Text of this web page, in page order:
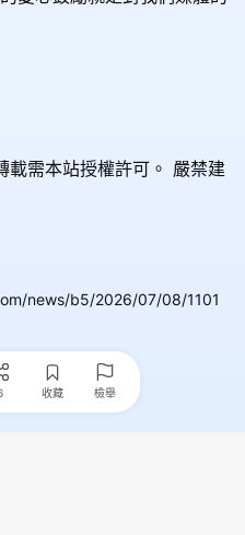
需本站授權許可。 嚴禁建
news/b5/2026/07/08/1101
收藏 檢舉